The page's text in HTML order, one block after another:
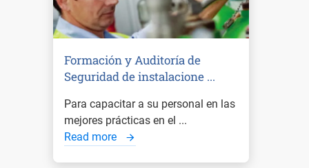
Formación y Auditoría de
Seguridad de instalacione ...
Para capacitar a su personal en las
mejores prácticas en el ...
Read more